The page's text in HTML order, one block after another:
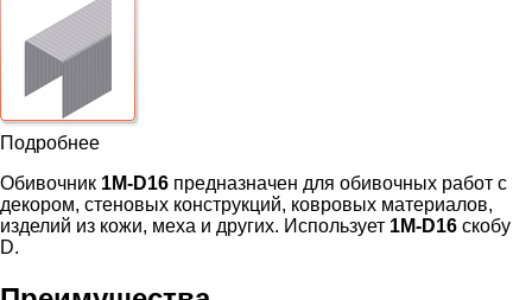
Подробнее
Обивочник 1M-D16 предназначен для обивочных работ с
декором, стеновых конструкций, ковровых материалов,
изделий из кожи, меха и других. Использует 1M-D16 скобу
D.